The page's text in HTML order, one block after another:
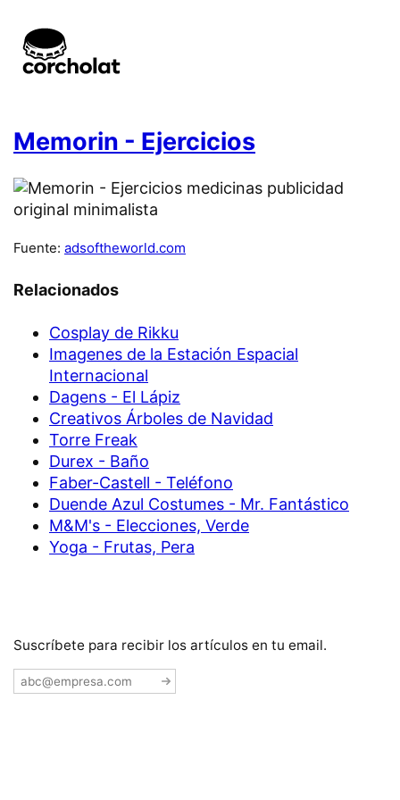
Memorin - Ejercicios
Fuente: adsoftheworld.com
Relacionados
Cosplay de Rikku
Imagenes de la Estación Espacial
Internacional
Dagens - El Lápiz
Creativos Árboles de Navidad
Torre Freak
Durex - Baño
Faber-Castell - Teléfono
Duende Azul Costumes - Mr. Fantástico
M&M's - Elecciones, Verde
Yoga - Frutas, Pera
Suscríbete para recibir los artículos en tu email.